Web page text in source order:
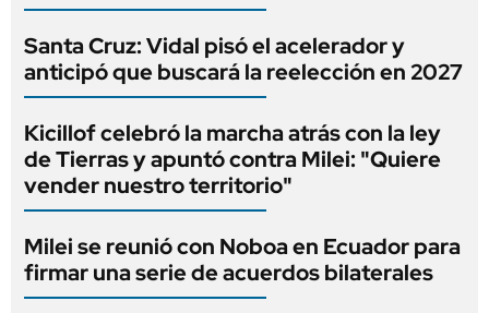
Santa Cruz: Vidal pisó el acelerador y
anticipó que buscará la reelección en 2027
Kicillof celebró la marcha atrás con la ley
de Tierras y apuntó contra Milei: "Quiere
vender nuestro territorio"
Milei se reunió con Noboa en Ecuador para
firmar una serie de acuerdos bilaterales